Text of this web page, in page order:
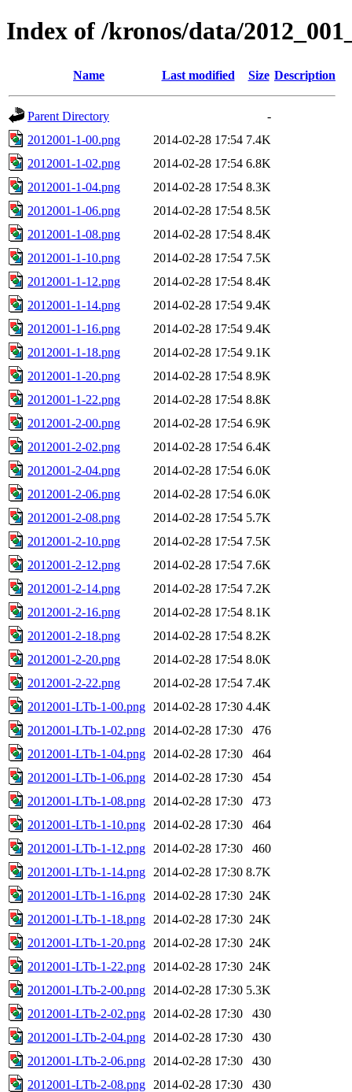
Index of /kronos/data/
Name Last modified Size Description
Parent Directory
-
2012001-1-00.png
2014-02-28 17:54 7.4K
2012001-1-02.png
2014-02-28 17:54 6.8K
2012001-1-04.png
2014-02-28 17:54 8.3K
2012001-1-06.png
2014-02-28 17:54 8.5K
2012001-1-08.png
2014-02-28 17:54 8.4K
2012001-1-10.png
2014-02-28 17:54 7.5K
2012001-1-12.png
2014-02-28 17:54 8.4K
2012001-1-14.png
2014-02-28 17:54 9.4K
2012001-1-16.png
2014-02-28 17:54 9.4K
2012001-1-18.png
2014-02-28 17:54 9.1K
2012001-1-20.png
2014-02-28 17:54 8.9K
2012001-1-22.png
2014-02-28 17:54 8.8K
2012001-2-00.png
2014-02-28 17:54 6.9K
2012001-2-02.png
2014-02-28 17:54 6.4K
2012001-2-04.png
2014-02-28 17:54 6.0K
2012001-2-06.png
2014-02-28 17:54 6.0K
2012001-2-08.png
2014-02-28 17:54 5.7K
2012001-2-10.png
2014-02-28 17:54 7.5K
2012001-2-12.png
2014-02-28 17:54 7.6K
2012001-2-14.png
2014-02-28 17:54 7.2K
2012001-2-16.png
2014-02-28 17:54 8.1K
2012001-2-18.png
2014-02-28 17:54 8.2K
2012001-2-20.png
2014-02-28 17:54 8.0K
2012001-2-22.png
2014-02-28 17:54 7.4K
2012001-LTb-1-00.png
2014-02-28 17:30 4.4K
2012001-LTb-1-02.png
2014-02-28 17:30
476
2012001-LTb-1-04.png
2014-02-28 17:30
464
2012001-LTb-1-06.png
2014-02-28 17:30
454
2012001-LTb-1-08.png
2014-02-28 17:30
473
2012001-LTb-1-10.png
2014-02-28 17:30
464
2012001-LTb-1-12.png
2014-02-28 17:30
460
2012001-LTb-1-14.png
2014-02-28 17:30 8.7K
2012001-LTb-1-16.png
2014-02-28 17:30 24K
2012001-LTb-1-18.png
2014-02-28 17:30 24K
2012001-LTb-1-20.png
2014-02-28 17:30 24K
2012001-LTb-1-22.png
2014-02-28 17:30 24K
2012001-LTb-2-00.png
2014-02-28 17:30 5.3K
2012001-LTb-2-02.png
2014-02-28 17:30
430
2012001-LTb-2-04.png
2014-02-28 17:30
430
2012001-LTb-2-06.png
2014-02-28 17:30
430
2012001-LTb-2-08.png
2014-02-28 17:30
430